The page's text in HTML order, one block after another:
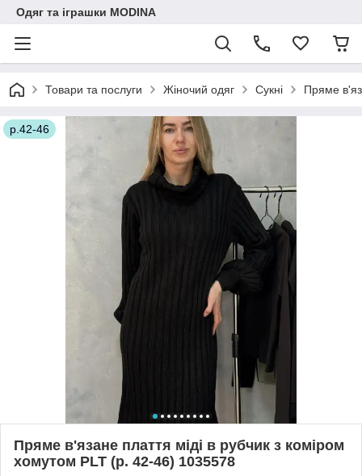
Одяг та іграшки MODINA
Товари та послуги Жіночий одяг Сукні Пряме
р.42-46
Пряме в'язане плаття міді в рубчик з коміром
хомутом PLT (р. 42-46) 1035578